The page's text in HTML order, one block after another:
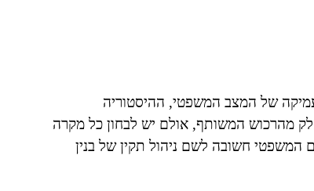
של המצב המשפטי, ההיסטוריה
מהרכוש המשותף, אולם יש לבחון כל מקרה
המשפטי חשובה לשם ניהול תקין של בנין